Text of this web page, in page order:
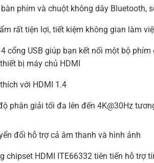
phím và chuột không dây Bluetooth,
rất tiện lợi, tiết kiệm không gian làm
cổng USB giúp bạn kết nối một bộ
bị máy chủ HDMI
với HDMI 1.4
phân giải tối đa lên đến 4K@30Hz
đổi hỗ trợ cả âm thanh và hình ảnh
chipset HDMI ITE66332 tiên tiến hỗ trợ